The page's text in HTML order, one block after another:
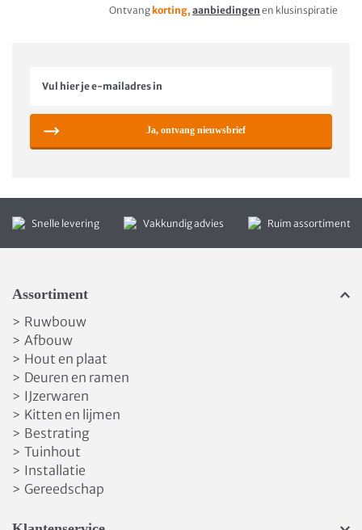
Ontvang korting, aanbiedingen en klusinspiratie
Ja, ontvang nieuwsbrief
Snelle levering Vakkundig advies Ruim assortiment
Assortiment
> Ruwbouw
> Afbouw
> Hout en plaat
> Deuren en ramen
> IJzerwaren
> Kitten en lijmen
> Bestrating
> Tuinhout
> Installatie
> Gereedschap